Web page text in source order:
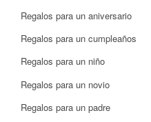
Regalos para un aniversario
Regalos para un cumpleaños
Regalos para un niño
Regalos para un novio
Regalos para un padre